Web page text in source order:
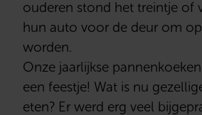
ouderen stond het treintje of
hun auto voor de deur om
worden.
Onze jaarlijkse
een feestje! Wat is nu
eten? Er werd erg veel